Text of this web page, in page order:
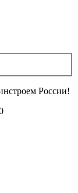
России!